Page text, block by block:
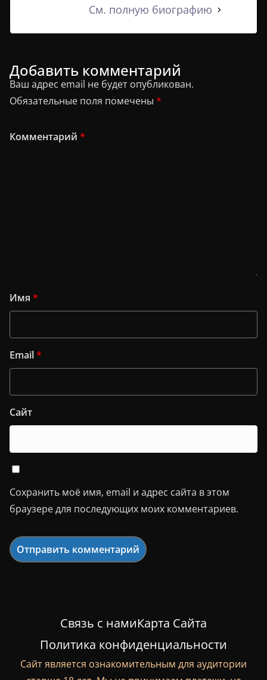
См. полную биографию
Добавить комментарий
Ваш адрес email не будет опубликован.
Обязательные поля помечены *
Комментарий *
Имя *
Email*
Сайт
Сохранить моё имя, email и адрес сайта в этом
браузере для последующих моих комментариев.
Связь с намиКарта Сайта
Политика конфиденциальности
Сайт является ознакомительным для аудитории